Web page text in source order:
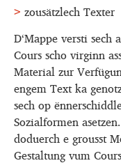
zousätzlech Texter
D‘Mappe versti
Cours scho virginn
Material zur
engem Text ka
sech op
Sozialformen
doduerch e grousst
Gestaltung vum